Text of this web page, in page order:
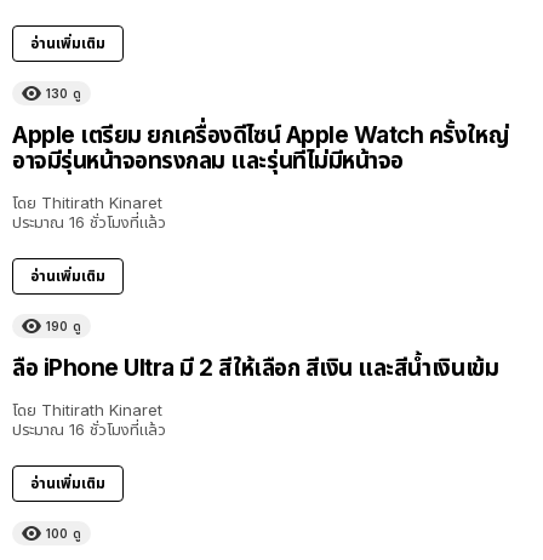
อ่านเพิ่มเติม
130 ดู
Apple เตรียม ยกเครื่องดีไซน์ Apple Watch ครั้งใหญ่
อาจมีรุ่นหน้าจอทรงกลม และรุ่นที่ไม่มีหน้าจอ
โดย Thitirath Kinaret
ประมาณ 16 ชั่วโมงที่แล้ว
อ่านเพิ่มเติม
190 ดู
ลือ iPhone Ultra มี 2 สีให้เลือก สีเงิน และสีน้ำเงินเข้ม
โดย Thitirath Kinaret
ประมาณ 16 ชั่วโมงที่แล้ว
อ่านเพิ่มเติม
100 ดู